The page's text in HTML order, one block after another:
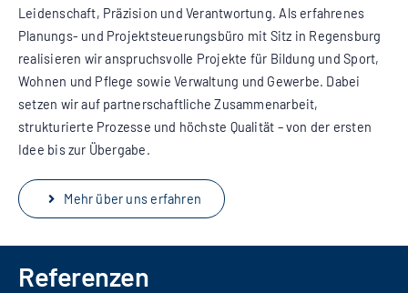
Leidenschaft, Präzision und Verantwortung. Als erfahrenes
Planungs- und Projektsteuerungsbüro mit Sitz in Regensburg
realisieren wir anspruchsvolle Projekte für Bildung und Sport,
Wohnen und Pflege sowie Verwaltung und Gewerbe. Dabei
setzen wir auf partnerschaftliche Zusammenarbeit,
strukturierte Prozesse und höchste Qualität – von der ersten
Idee bis zur Übergabe.
Mehr über uns erfahren
Referenzen